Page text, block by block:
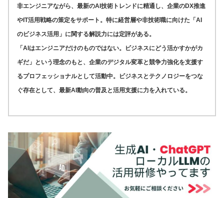
非エンジニアながら、最新のAI技術トレンドに精通し、企業のDX推進
やIT活用戦略の策定をサポート。特に経営層や非技術職に向けた「AI
のビジネス活用」に関する解説力には定評がある。
「AIはエンジニアだけのものではない。ビジネスにどう活かすかがカ
ギだ」という理念のもと、企業のデジタル変革と競争力強化を支援す
るプロフェッショナルとして活動中。ビジネスとテクノロジーをつな
ぐ存在として、最新AI動向の普及と活用支援に力を入れている。